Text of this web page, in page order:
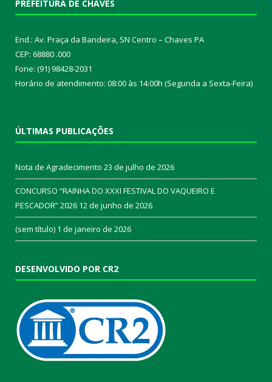
PREFEITURA DE CHAVES
End.: Av. Praça da Bandeira, SN Centro – Chaves PA
CEP: 68880 .000
Fone: (91) 98428-2031
Horário de atendimento: 08:00 às 14:00h (Segunda a Sexta-Feira)
ÚLTIMAS PUBLICAÇÕES
Nota de Agradecimento 23 de julho de 2026
CONCURSO “RAINHA DO XXXI FESTIVAL DO VAQUEIRO E
PESCADOR” 2026 12 de junho de 2026
(sem título) 1 de janeiro de 2026
DESENVOLVIDO POR CR2